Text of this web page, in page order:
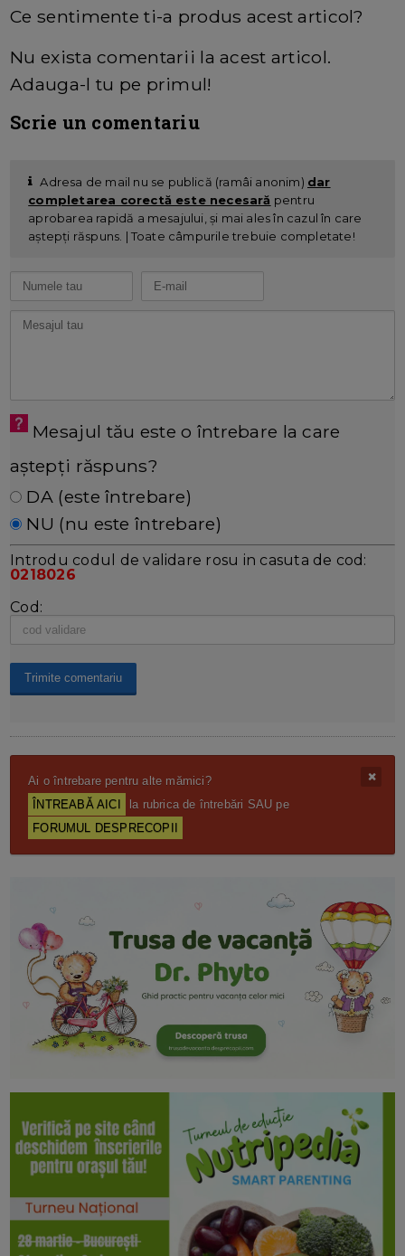
Ce sentimente ti-a produs acest articol?
Nu exista comentarii la acest articol.
Adauga-l tu pe primul!
Scrie un comentariu
Adresa de mail nu se publică (ramâi anonim) dar
completarea corectă este necesară pentru
aprobarea rapidă a mesajului, și mai ales în cazul în care
aștepți răspuns. | Toate câmpurile trebuie completate!
Mesajul tău este o întrebare la care
aștepți răspuns?
DA (este întrebare)
NU (nu este întrebare)
Introdu codul de validare rosu in casuta de cod:
0218026
Cod:
Ai o întrebare pentru alte mămici?
ÎNTREABĂ AICI
la rubrica de întrebări SAU pe
FORUMUL DESPRECOPII